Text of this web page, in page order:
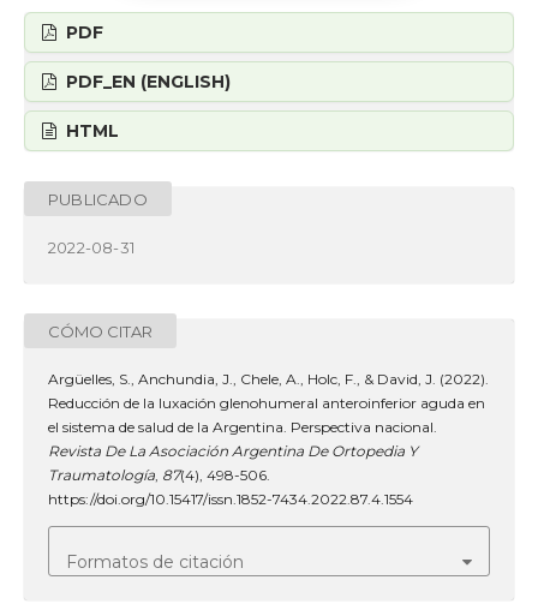
PDF
PDF_EN (ENGLISH)
HTML
PUBLICADO
2022-08-31
CÓMO CITAR
Argüelles, S., Anchundia, J., Chele, A., Holc, F., & David, J. (2022).
Reducción de la luxación glenohumeral anteroinferior aguda en
el sistema de salud de la Argentina. Perspectiva nacional.
Revista De La Asociación Argentina De Ortopedia Y
Traumatología 87(4), 498-506.
https://doi.org/10.15417/issn.1852-7434.2022.87.4.1554
Formatos de citación